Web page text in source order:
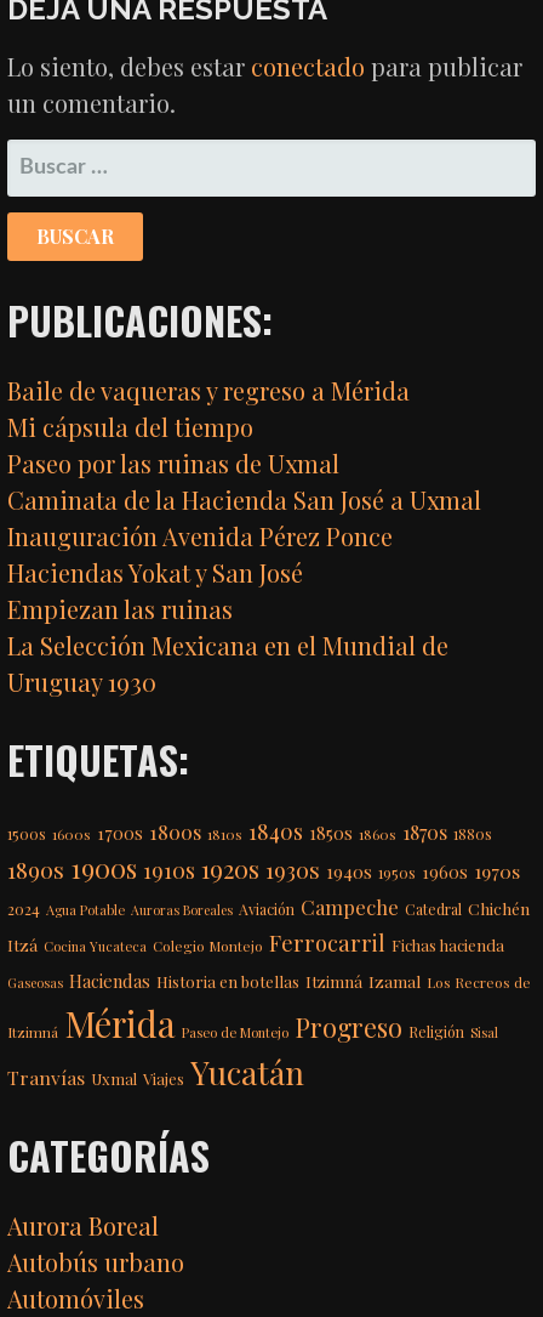
ENTRADAS
DEJA UNA RESPUESTA
Lo siento, debes estar conectado para publicar
un comentario.
BUSCAR:
PUBLICACIONES:
Baile de vaqueras y regreso a Mérida
Mi cápsula del tiempo
Paseo por las ruinas de Uxmal
Caminata de la Hacienda San José a Uxmal
Inauguración Avenida Pérez Ponce
Haciendas Yokat y San José
Empiezan las ruinas
La Selección Mexicana en el Mundial de
Uruguay 1930
ETIQUETAS:
1500s 1600s 1700s 1800s 1810s 1840s 1850s 1860s 1870s 1880s
1890s 1900s 1910s 1920s 1930s 1940s 1950s 1960s 1970s
2024 Agua Potable Auroras Boreales Aviación Campeche Catedral Chichén
Itzá Cocina Yucateca Colegio Montejo Ferrocarril Fichas hacienda
Gaseosas Haciendas Historia en botellas Itzimná Izamal Los Recreos de
Itzimná Mérida Paseo de Montejo Progreso Religión Sisal
Tranvías Uxmal Viajes Yucatán
CATEGORÍAS
Aurora Boreal
Autobús urbano
Automóviles